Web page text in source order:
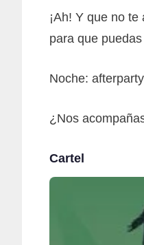
¡Ah! Y que no
para que
Noche:
¿Nos
Cartel